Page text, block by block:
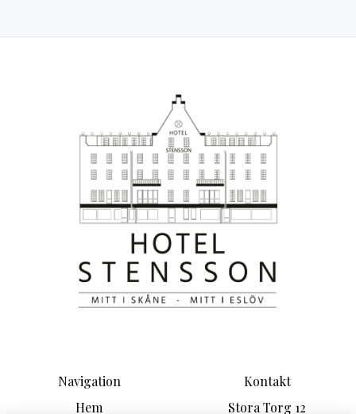
Navigation
Hem
Kontakt
Stora Torg 12